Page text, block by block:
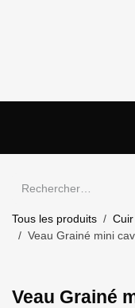
Tous les produits
Cuir
Veau Grainé mini
Veau Grainé